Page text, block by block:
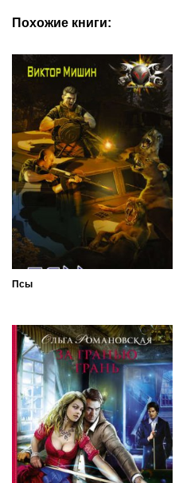
Похожие книги:
Псы